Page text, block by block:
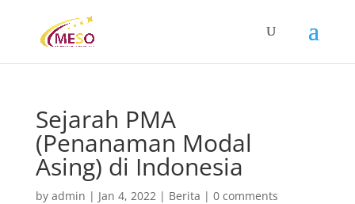
Sejarah PMA
(Penanaman Modal
Asing) di Indonesia
by admin | Jan 4, 2022| Berita | 0 comments